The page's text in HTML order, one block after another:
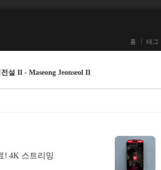
홈 태그
설 II - Maseong Jeonseol II
! 4K 스트리밍